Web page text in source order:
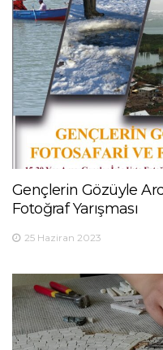
Gençlerin Gözüyle
Fotoğraf Yarışması
25 Haziran 2023